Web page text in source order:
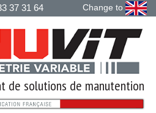
Change to
37 31 64
de solutions de manutention